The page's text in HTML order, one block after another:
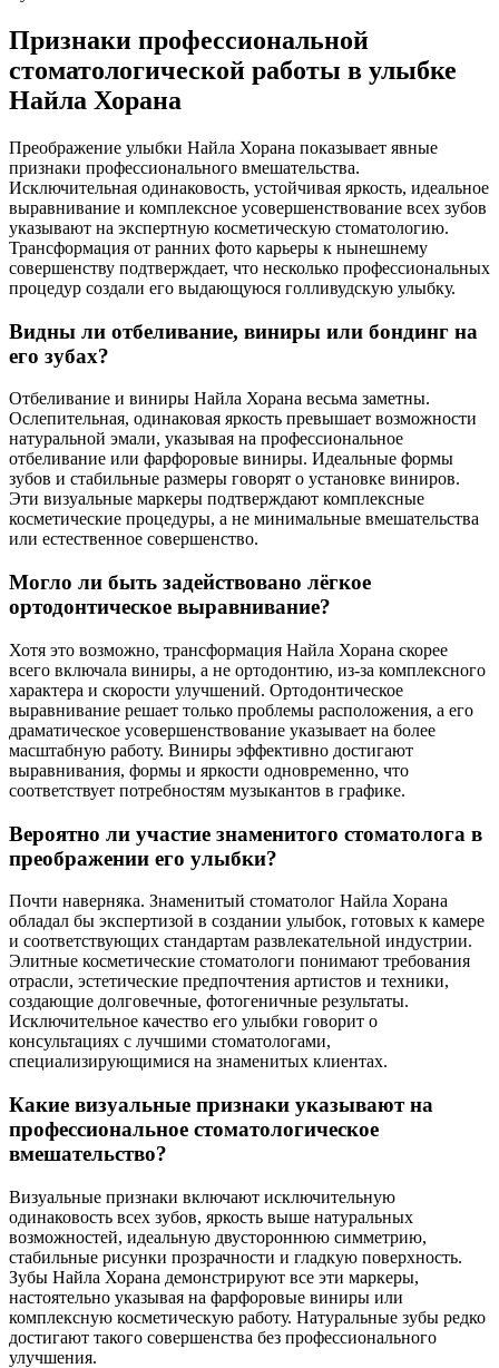
Признаки профессиональной
стоматологической работы в улыбке
Найла Хорана
Преображение улыбки Найла Хорана показывает явные
признаки профессионального вмешательства.
Исключительная одинаковость, устойчивая яркость, идеальное
выравнивание и комплексное усовершенствование всех зубов
указывают на экспертную косметическую стоматологию.
Трансформация от ранних фото карьеры к нынешнему
совершенству подтверждает, что несколько профессиональных
процедур создали его выдающуюся голливудскую улыбку.
Видны ли отбеливание, виниры или бондинг на
его зубах?
Отбеливание и виниры Найла Хорана весьма заметны.
Ослепительная, одинаковая яркость превышает возможности
натуральной эмали, указывая на профессиональное
отбеливание или фарфоровые виниры. Идеальные формы
зубов и стабильные размеры говорят о установке виниров.
Эти визуальные маркеры подтверждают комплексные
косметические процедуры, а не минимальные вмешательства
или естественное совершенство.
Могло ли быть задействовано лёгкое
ортодонтическое выравнивание?
Хотя это возможно, трансформация Найла Хорана скорее
всего включала виниры, а не ортодонтию, из-за комплексного
характера и скорости улучшений. Ортодонтическое
выравнивание решает только проблемы расположения, а его
драматическое усовершенствование указывает на более
масштабную работу. Виниры эффективно достигают
выравнивания, формы и яркости одновременно, что
соответствует потребностям музыкантов в графике.
Вероятно ли участие знаменитого стоматолога в
преображении его улыбки?
Почти наверняка. Знаменитый стоматолог Найла Хорана
обладал бы экспертизой в создании улыбок, готовых к камере
и соответствующих стандартам развлекательной индустрии.
Элитные косметические стоматологи понимают требования
отрасли, эстетические предпочтения артистов и техники,
создающие долговечные, фотогеничные результаты.
Исключительное качество его улыбки говорит о
консультациях с лучшими стоматологами,
специализирующимися на знаменитых клиентах.
Какие визуальные признаки указывают на
профессиональное стоматологическое
вмешательство?
Визуальные признаки включают исключительную
одинаковость всех зубов, яркость выше натуральных
возможностей, идеальную двустороннюю симметрию,
стабильные рисунки прозрачности и гладкую поверхность.
Зубы Найла Хорана демонстрируют все эти маркеры,
настоятельно указывая на фарфоровые виниры или
комплексную косметическую работу. Натуральные зубы редко
достигают такого совершенства без профессионального
улучшения.